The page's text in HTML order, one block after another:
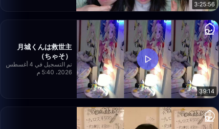
3:25:56
39:14
月城くんは救世主
（ちゃそ）
تم التسجيل في 4 أغسطس
2026، 5:40 م